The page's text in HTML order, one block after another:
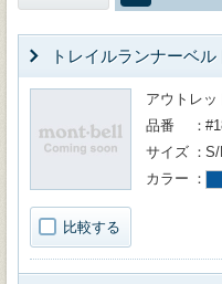
トレイルランナーベル
比較する
アウトレッ
品番
サイズ
S/
カラー